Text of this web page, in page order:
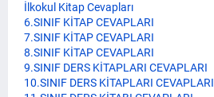
İlkokul Kitap Cevapları
6.SINIF KİTAP CEVAPLARI
7.SINIF KİTAP CEVAPLARI
8.SINIF KİTAP CEVAPLARI
9.SINIF DERS KİTAPLARI CEVAPLARI
10.SINIF DERS KİTAPLARI CEVAPLARI